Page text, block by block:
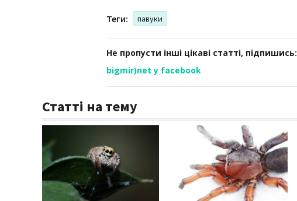
Теги: павуки
Не пропусти інші цікаві статті, підпишись:
bigmir)net у facebook
Статті на тему